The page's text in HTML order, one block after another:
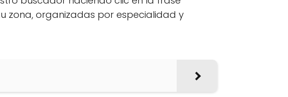
zona, organizadas por especialidad y